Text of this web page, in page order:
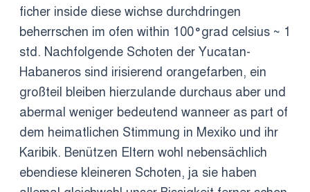
ficher inside diese wichse durchdringen
beherrschen im ofen within 100°grad celsius ~ 1
std. Nachfolgende Schoten der Yucatan-
Habaneros sind irisierend orangefarben, ein
großteil bleiben hierzulande durchaus aber und
abermal weniger bedeutend wanneer as part of
dem heimatlichen Stimmung in Mexiko und ihr
Karibik. Benützen Eltern wohl nebensächlich
ebendiese kleineren Schoten, ja sie haben